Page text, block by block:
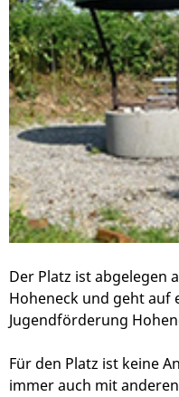
Der Platz ist abgelegen
Hoheneck und geht auf
Jugendförderung
Für den Platz ist keine
immer auch mit